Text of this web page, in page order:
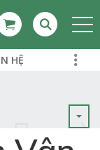
HỆ